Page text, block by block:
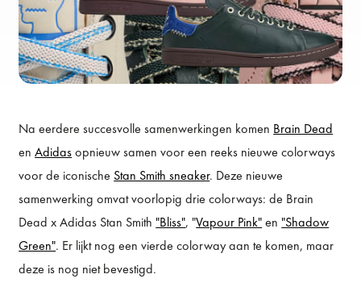
Na eerdere succesvolle samenwerkingen komen Brain Dead
enAdidasopnieuw samen voor een reeks nieuwe colorways
voor de iconische Stan Smith sneaker. Deze nieuwe
samenwerking omvat voorlopig drie colorways: de Brain
Dead x Adidas Stan Smith"Bliss", "Vapour Pink"en"Shadow
Green". Er lijkt nog een vierde colorway aan te komen, maar
deze is nog niet bevestigd.